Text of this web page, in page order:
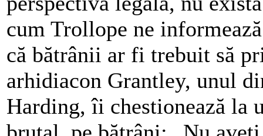
cum Trollope ne
că bătrânii ar fi trebuit să
arhidiacon Grantley, unul
Harding, îi chestionează la